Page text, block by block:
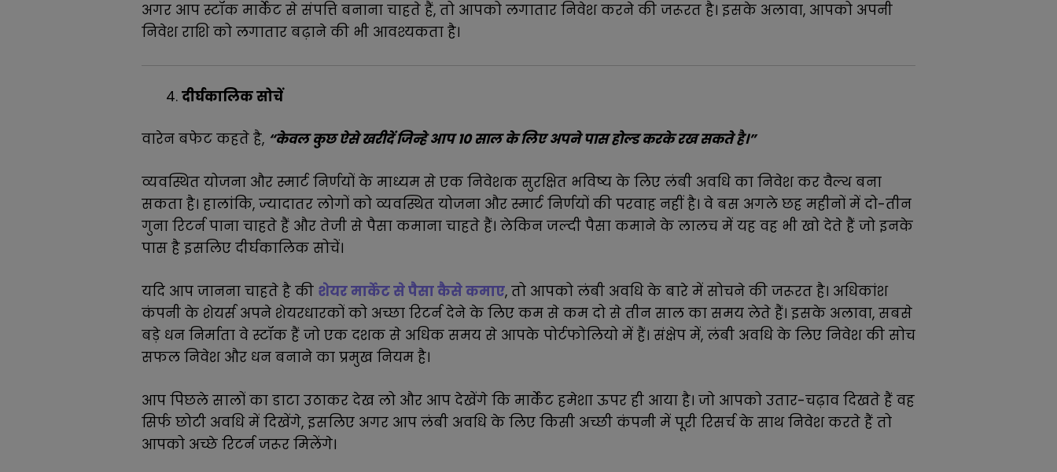
अगर आप स्टॉक मार्केट से संपत्ति बनाना चाहते हैं, तो आपको लगातार निवेश करने की जरूरत है। इसके अलावा, आपको अपनी
निवेश राशि को लगातार बढ़ाने की भी आवश्यकता है।
दीर्घकालिक सोचें
वारेन बफेट कहते है, “केवल कुछ ऐसे खरीदें जिन्हे आप 10 साल के लिए अपने पास होल्ड करके रख सकते है।”
व्यवस्थित योजना और स्मार्ट निर्णयों के माध्यम से एक निवेशक सुरक्षित भविष्य के लिए लंबी अवधि का निवेश कर वैल्थ बना
सकता है। हालांकि, ज्यादातर लोगों को व्यवस्थित योजना और स्मार्ट निर्णयों की परवाह नहीं है। वे बस अगले छह महीनों में दो-तीन
गुना रिटर्न पाना चाहते हैं और तेजी से पैसा कमाना चाहते हैं। लेकिन जल्दी पैसा कमाने के लालच में यह वह भी खो देते हैं जो इनके
पास है इसलिए दीर्घकालिक सोचें।
यदि आप जानना चाहते है की शेयर मार्केट से पैसा कैसे कमाए, तो आपको लंबी अवधि के बारे में सोचने की जरूरत है। अधिकांश
कंपनी के शेयर्स अपने शेयरधारकों को अच्छा रिटर्न देने के लिए कम से कम दो से तीन साल का समय लेते हैं। इसके अलावा, सबसे
बड़े धन निर्माता वे स्टॉक हैं जो एक दशक से अधिक समय से आपके पोर्टफोलियो में हैं। संक्षेप में, लंबी अवधि के लिए निवेश की सोच
सफल निवेश और धन बनाने का प्रमुख नियम है।
आप पिछले सालों का डाटा उठाकर देख लो और आप देखेंगे कि मार्केट हमेशा ऊपर ही आया है। जो आपको उतार-चढ़ाव दिखते हैं वह
सिर्फ छोटी अवधि में दिखेंगे, इसलिए अगर आप लंबी अवधि के लिए किसी अच्छी कंपनी में पूरी रिसर्च के साथ निवेश करते हैं तो
आपको अच्छे रिटर्न जरूर मिलेंगे।